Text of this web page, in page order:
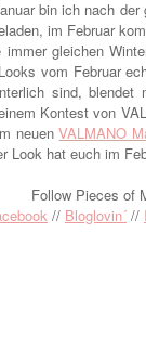
bin ich nach
im Februar
gleichen
vom Februar
sind,
Kontest von
neuenVALMANO
Look hat euch im
Follow Pieces of
// Bloglovin´ //